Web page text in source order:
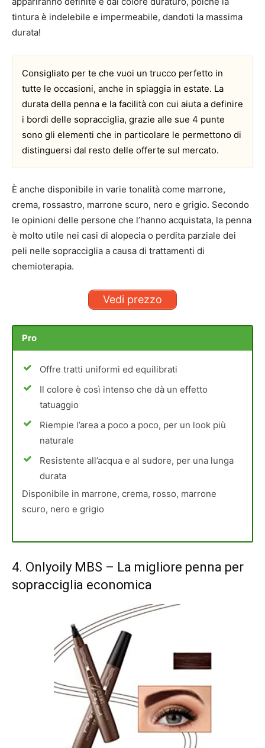
tintura è indelebile e impermeabile, dandoti la massima
durata!
Consigliato per te che vuoi un trucco perfetto in
tutte le occasioni, anche in spiaggia in estate. La
durata della penna e la facilità con cui aiuta a definire
i bordi delle sopracciglia, grazie alle sue 4 punte
sono gli elementi che in particolare le permettono di
distinguersi dal resto delle offerte sul mercato.
È anche disponibile in varie tonalità come marrone,
crema, rossastro, marrone scuro, nero e grigio. Secondo
le opinioni delle persone che l’hanno acquistata, la penna
è molto utile nei casi di alopecia o perdita parziale dei
peli nelle sopracciglia a causa di trattamenti di
chemioterapia.
Vedi prezzo
Pro
Offre tratti uniformi ed equilibrati
Il colore è così intenso che dà un effetto
tatuaggio
Riempie l’area a poco a poco, per un look più
naturale
Resistente all’acqua e al sudore, per una lunga
durata
Disponibile in marrone, crema, rosso, marrone
scuro, nero e grigio
4. Onlyoily MBS – La migliore penna per
sopracciglia economica